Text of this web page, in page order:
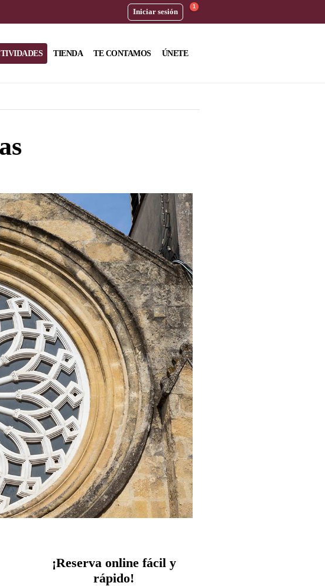
Iniciar sesión
1
TIENDA TE CONTAMOS ÚNETE
¡Reserva online fácil y
rápido!